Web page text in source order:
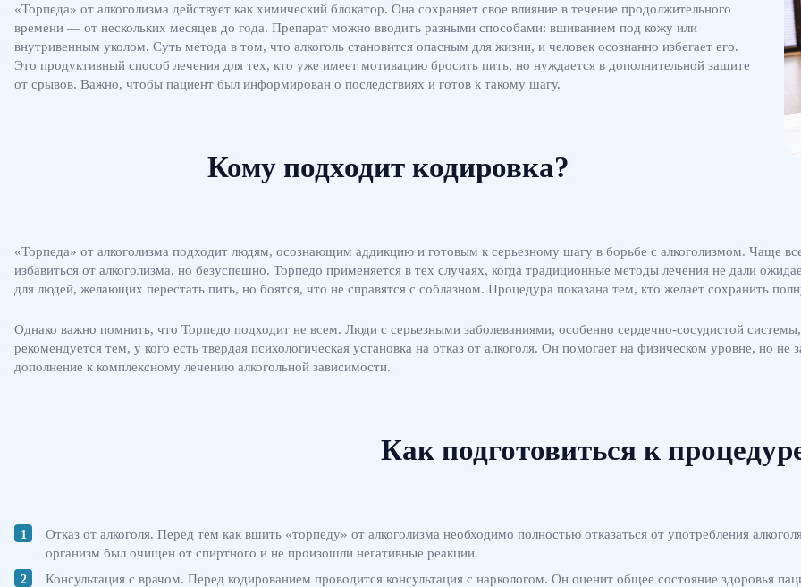
«Торпеда» от алкоголизма действует как химический блокатор. Она сохраняет свое влияние в течение продолжительного
времени — от нескольких месяцев до года. Препарат можно вводить разными способами: вшиванием под кожу или
внутривенным уколом. Суть метода в том, что алкоголь становится опасным для жизни, и человек осознанно избегает его.
Это продуктивный способ лечения для тех, кто уже имеет мотивацию бросить пить, но нуждается в дополнительной защите
от срывов. Важно, чтобы пациент был информирован о последствиях и готов к такому шагу.
Кому подходит кодировка?
«Торпеда» от алкоголизма подходит людям, осознающим аддикцию и готовым к серьезному шагу в борьбе с алкоголизмом. Чаще
избавиться от алкоголизма, но безуспешно. Торпедо применяется в тех случаях, когда традиционные методы лечения не дали
для людей, желающих перестать пить, но боятся, что не справятся с соблазном. Процедура показана тем, кто желает сохранить
Однако важно помнить, что Торпедо подходит не всем. Люди с серьезными заболеваниями, особенно сердечно-сосудистой
рекомендуется тем, у кого есть твердая психологическая установка на отказ от алкоголя. Он помогает на физическом уровне, но
дополнение к комплексному лечению алкогольной зависимости.
Как подготовиться к
Отказ от алкоголя. Перед тем как вшить «торпеду» от алкоголизма необходимо полностью отказаться от употребления
организм был очищен от спиртного и не произошли негативные реакции.
Консультация с врачом. Перед кодированием проводится консультация с наркологом. Он оценит общее состояние здоровья